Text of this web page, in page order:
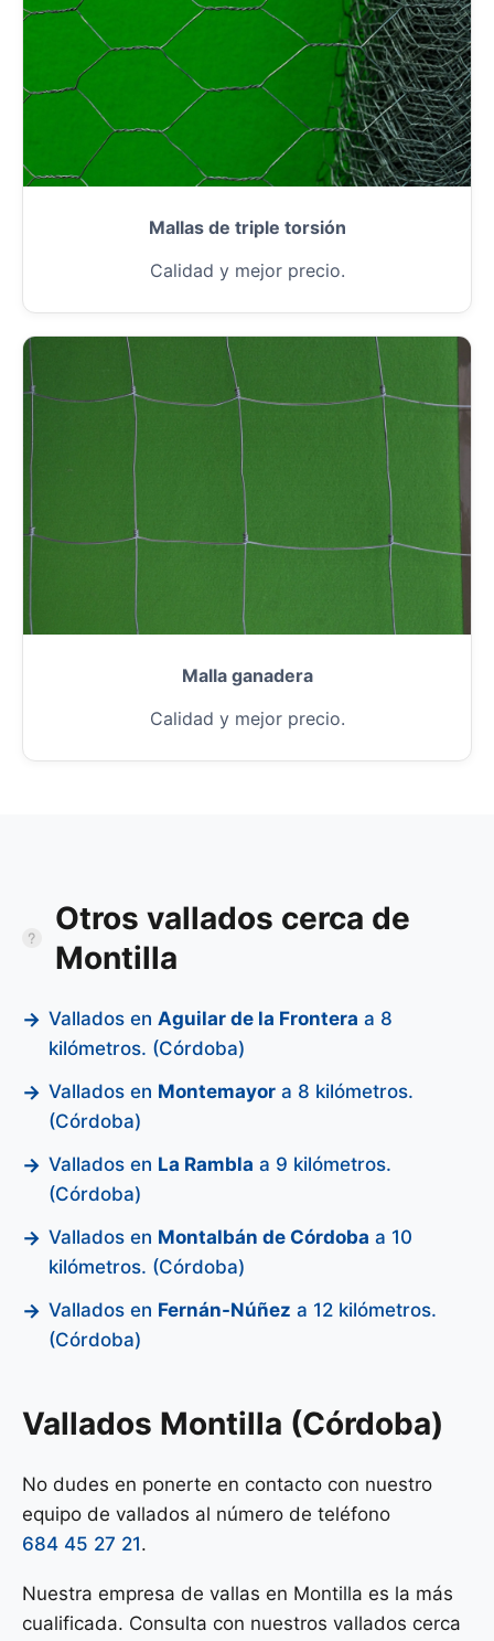
Mallas de triple torsión
Calidad y mejor precio.
Malla ganadera
Calidad y mejor precio.
Otros vallados cerca de
Montilla
Vallados en Aguilar de la Frontera a 8
kilómetros. (Córdoba)
Vallados en Montemayor a 8 kilómetros.
(Córdoba)
Vallados en La Rambla a 9 kilómetros.
(Córdoba)
Vallados en Montalbán de Córdoba a 10
kilómetros. (Córdoba)
Vallados en Fernán-Núñez a 12 kilómetros.
(Córdoba)
Vallados Montilla (Córdoba)
No dudes en ponerte en contacto con nuestro
equipo de vallados al número de teléfono
684 45 27 21.
Nuestra empresa de vallas en Montilla es la más
cualificada. Consulta con nuestros vallados cerca